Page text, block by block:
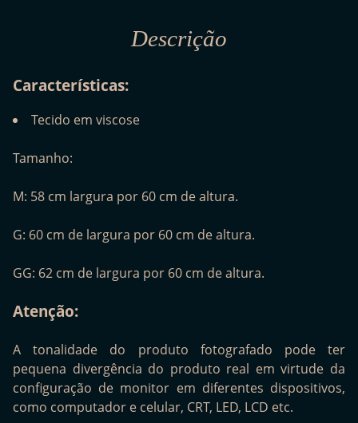
Descrição
Características:
Tecido em viscose
Tamanho:
M: 58 cm largura por 60 cm de altura.
G: 60 cm de largura por 60 cm de altura.
GG: 62 cm de largura por 60 cm de altura.
Atenção:
A tonalidade do produto fotografado pode ter
pequena divergência do produto real em virtude da
configuração de monitor em diferentes dispositivos,
como computador e celular, CRT, LED, LCD etc.